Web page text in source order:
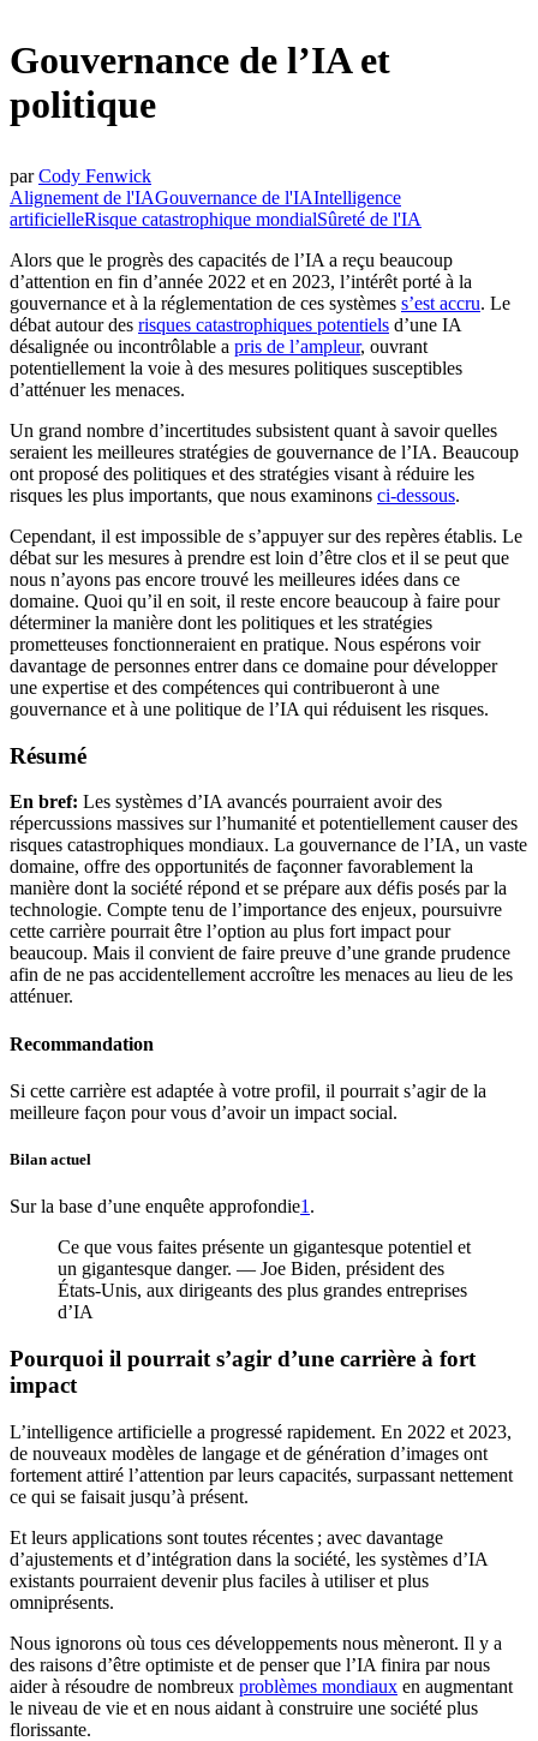
Gouvernance de l’IA et
politique
par Cody Fenwick
Alignement de l'IAGouvernance de l'IAIntelligence
artificielleRisque catastrophique mondialSûreté de l'IA
Alors que le progrès des capacités de l’IA a reçu beaucoup
d’attention en fin d’année 2022 et en 2023, l’intérêt porté à la
gouvernance et à la réglementation de ces systèmes s’est accru. Le
débat autour des risques catastrophiques potentiels d’une IA
désalignée ou incontrôlable a pris de l’ampleur, ouvrant
potentiellement la voie à des mesures politiques susceptibles
d’atténuer les menaces.
Un grand nombre d’incertitudes subsistent quant à savoir quelles
seraient les meilleures stratégies de gouvernance de l’IA. Beaucoup
ont proposé des politiques et des stratégies visant à réduire les
risques les plus importants, que nous examinons ci-dessous.
Cependant, il est impossible de s’appuyer sur des repères établis. Le
débat sur les mesures à prendre est loin d’être clos et il se peut que
nous n’ayons pas encore trouvé les meilleures idées dans ce
domaine. Quoi qu’il en soit, il reste encore beaucoup à faire pour
déterminer la manière dont les politiques et les stratégies
prometteuses fonctionneraient en pratique. Nous espérons voir
davantage de personnes entrer dans ce domaine pour développer
une expertise et des compétences qui contribueront à une
gouvernance et à une politique de l’IA qui réduisent les risques.
Résumé
En bref: Les systèmes d’IA avancés pourraient avoir des
répercussions massives sur l’humanité et potentiellement causer des
risques catastrophiques mondiaux. La gouvernance de l’IA, un vaste
domaine, offre des opportunités de façonner favorablement la
manière dont la société répond et se prépare aux défis posés par la
technologie. Compte tenu de l’importance des enjeux, poursuivre
cette carrière pourrait être l’option au plus fort impact pour
beaucoup. Mais il convient de faire preuve d’une grande prudence
afin de ne pas accidentellement accroître les menaces au lieu de les
atténuer.
Recommandation
Si cette carrière est adaptée à votre profil, il pourrait s’agir de la
meilleure façon pour vous d’avoir un impact social.
Bilan actuel
Sur la base d’une enquête approfondie⁠1 .
Ce que vous faites présente un gigantesque potentiel et
un gigantesque danger. — Joe Biden, président des
États-Unis, aux dirigeants des plus grandes entreprises
d’IA
Pourquoi il pourrait s’agir d’une carrière à fort
impact
L’intelligence artificielle a progressé rapidement. En 2022 et 2023,
de nouveaux modèles de langage et de génération d’images ont
fortement attiré l’attention par leurs capacités, surpassant nettement
ce qui se faisait jusqu’à présent.
Et leurs applications sont toutes récentes ; avec davantage
d’ajustements et d’intégration dans la société, les systèmes d’IA
existants pourraient devenir plus faciles à utiliser et plus
omniprésents.
Nous ignorons où tous ces développements nous mèneront. Il y a
des raisons d’être optimiste et de penser que l’IA finira par nous
aider à résoudre de nombreux problèmes mondiaux en augmentant
le niveau de vie et en nous aidant à construire une société plus
florissante.